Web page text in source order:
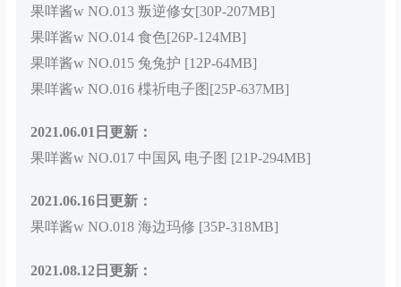
果咩酱w NO.013 叛逆修女[30P-207MB]
果咩酱w NO.014 食色[26P-124MB]
果咩酱w NO.015 兔兔护 [12P-64MB]
果咩酱w NO.016 楪祈电子图[25P-637MB]
2021.06.01日更新：
果咩酱w NO.017 中国风 电子图 [21P-294MB]
2021.06.16日更新：
果咩酱w NO.018 海边玛修 [35P-318MB]
2021.08.12日更新：